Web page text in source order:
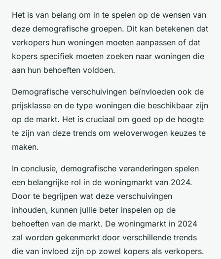
Het is van belang om in te spelen op de wensen van
deze demografische groepen. Dit kan betekenen dat
verkopers hun woningen moeten aanpassen of dat
kopers specifiek moeten zoeken naar woningen die
aan hun behoeften voldoen.
Demografische verschuivingen beïnvloeden ook de
prijsklasse en de type woningen die beschikbaar zijn
op de markt. Het is cruciaal om goed op de hoogte
te zijn van deze trends om weloverwogen keuzes te
maken.
In conclusie, demografische veranderingen spelen
een belangrijke rol in de woningmarkt van 2024.
Door te begrijpen wat deze verschuivingen
inhouden, kunnen jullie beter inspelen op de
behoeften van de markt. De woningmarkt in 2024
zal worden gekenmerkt door verschillende trends
die van invloed zijn op zowel kopers als verkopers.